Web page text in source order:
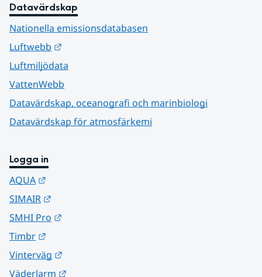
Datavärdskap
Nationella emissionsdatabasen
Luftwebb
Luftmiljödata
VattenWebb
Datavärdskap, oceanografi och marinbiologi
Datavärdskap för atmosfärkemi
Logga in
AQUA
SIMAIR
SMHI Pro
Timbr
Vinterväg
Väderlarm